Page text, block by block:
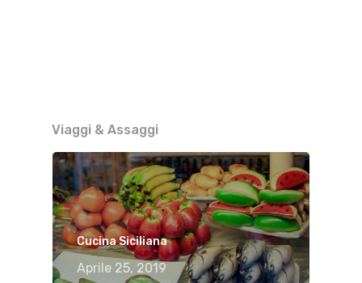
Viaggi & Assaggi
Cucina Siciliana
Aprile 25, 2019